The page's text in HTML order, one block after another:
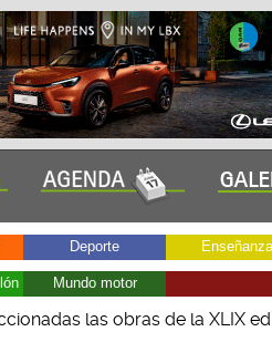
Deporte Enseñanza
Mundo motor
las obras de la XLIX